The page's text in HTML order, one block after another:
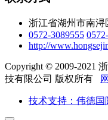
浙江省湖州市南
0572-3089555
http://
Copyright © 2009-2021
技有限公司 版权所有
技术支持：伟德国